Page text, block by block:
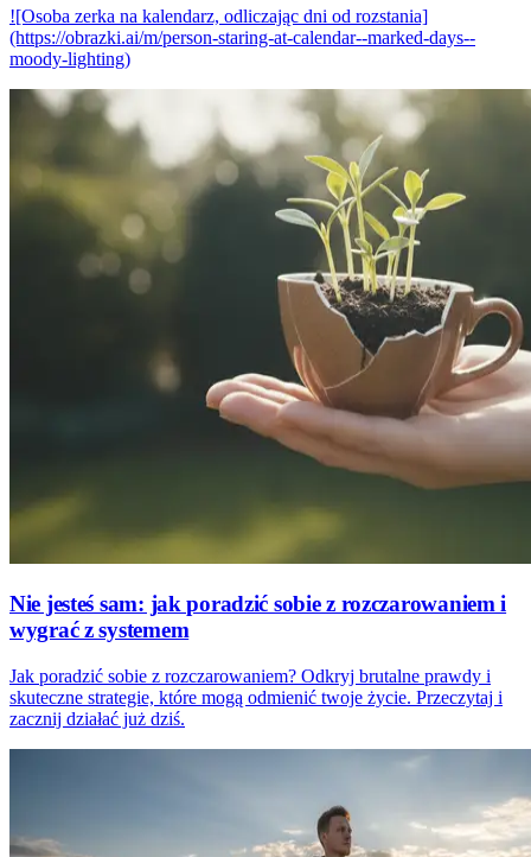
![Osoba zerka na kalendarz, odliczając dni od rozstania]
(https://obrazki.ai/m/person-staring-at-calendar--marked-days--
moody-lighting)
Nie jesteś sam: jak poradzić sobie z rozczarowaniem i
wygrać z systemem
Jak poradzić sobie z rozczarowaniem? Odkryj brutalne prawdy i
skuteczne strategie, które mogą odmienić twoje życie. Przeczytaj i
zacznij działać już dziś.